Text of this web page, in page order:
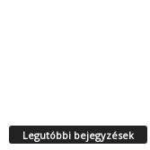
Legutóbbi bejegyzések